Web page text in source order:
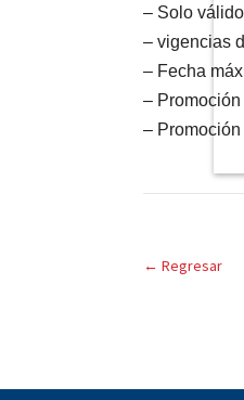
– Solo
– vigencias
– Fecha
–
–
← Regresar